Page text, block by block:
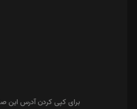
برای کپی کردن آدرس این